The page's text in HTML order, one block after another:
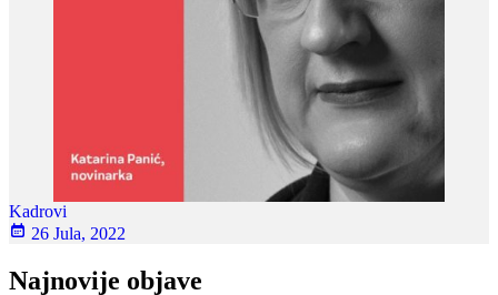
Kadrovi
26 Jula, 2022
Najnovije objave